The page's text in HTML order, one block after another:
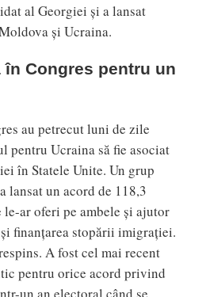
al Georgiei și a lansat
și Ucraina.
în Congres pentru un
au petrecut luni de zile
pentru Ucraina să fie asociat
în Statele Unite. Un grup
lansat un acord de 118,3
ar oferi pe ambele și ajutor
finanțarea stopării imigrației.
A fost cel mai recent
pentru orice acord privind
un an electoral când se